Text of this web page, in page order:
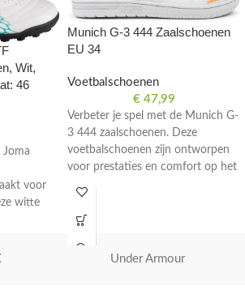
Wit,
46
Joma
voor
witte
Munich G-3 444 Zaalschoenen
EU 34
Voetbalschoenen
€ 47,99
Verbeter je spel met de Munich G-
3 444 zaalschoenen. Deze
voetbalschoenen zijn ontworpen
voor prestaties en comfort op het
Under Armour